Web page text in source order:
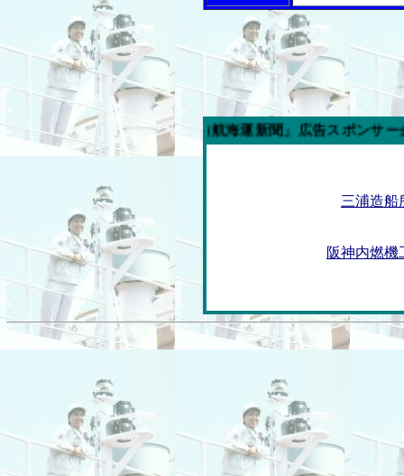
今週の「内航海運新聞」広告スポンサー企業
三浦造船
阪神内燃機